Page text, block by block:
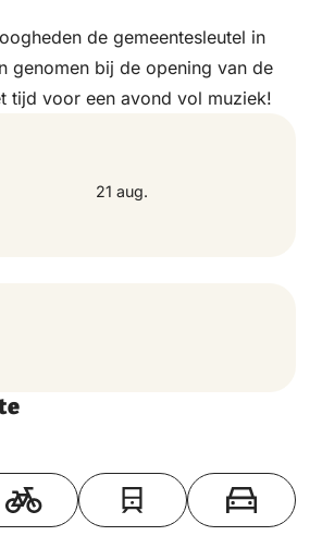
de gemeentesleutel in
genomen bij de opening van de
tijd voor een avond vol muziek!
21 aug.
Toon op kaart